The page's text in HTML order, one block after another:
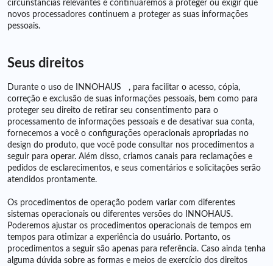
circunstâncias relevantes e continuaremos a proteger ou exigir que
novos processadores continuem a proteger as suas informações
pessoais.
Seus direitos
Durante o uso de INNOHAUS , para facilitar o acesso, cópia,
correção e exclusão de suas informações pessoais, bem como para
proteger seu direito de retirar seu consentimento para o
processamento de informações pessoais e de desativar sua conta,
fornecemos a você o configurações operacionais apropriadas no
design do produto, que você pode consultar nos procedimentos a
seguir para operar. Além disso, criamos canais para reclamações e
pedidos de esclarecimentos, e seus comentários e solicitações serão
atendidos prontamente.
Os procedimentos de operação podem variar com diferentes
sistemas operacionais ou diferentes versões do INNOHAUS.
Poderemos ajustar os procedimentos operacionais de tempos em
tempos para otimizar a experiência do usuário. Portanto, os
procedimentos a seguir são apenas para referência. Caso ainda tenha
alguma dúvida sobre as formas e meios de exercício dos direitos